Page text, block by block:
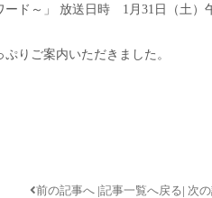
ド～」 放送日時 1月31日（土）
りご案内いただきました。
前の記事へ |記事一覧へ戻る| 次